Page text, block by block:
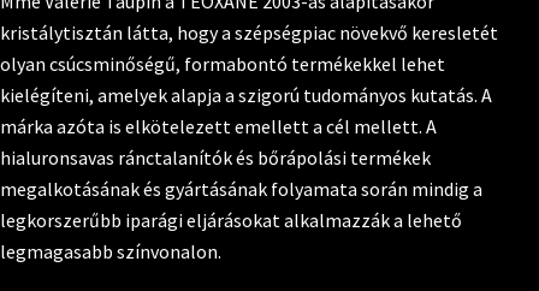
kristálytisztán látta, hogy a szépségpiac növekvő keresletét
olyan csúcsminőségű, formabontó termékekkel lehet
kielégíteni, amelyek alapja a szigorú tudományos kutatás. A
márka azóta is elkötelezett emellett a cél mellett. A
hialuronsavas ránctalanítók és bőrápolási termékek
megalkotásának és gyártásának folyamata során mindig a
legkorszerűbb iparági eljárásokat alkalmazzák a lehető
legmagasabb színvonalon.